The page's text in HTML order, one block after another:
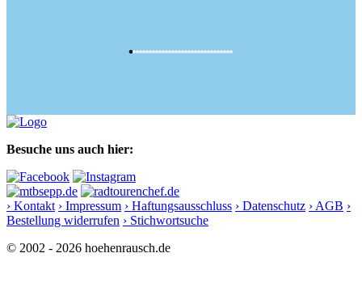
Besuche uns auch hier:
› Kontakt › Impressum › Haftungsausschluss › Datenschutz › AGB ›
Bestellung widerrufen › Stichwortsuche
© 2002 - 2026 hoehenrausch.de